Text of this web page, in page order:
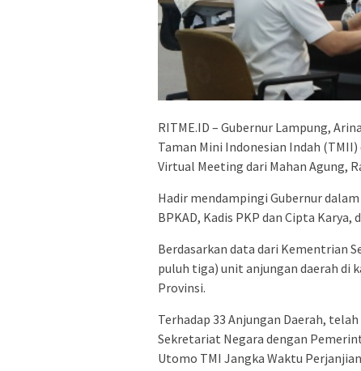
RITME.ID – Gubernur Lampung,
Taman Mini Indonesian Indah
Virtual Meeting dari Mahan Agung,
Hadir mendampingi Gubernur
BPKAD, Kadis PKP dan Cipta Karya,
Berdasarkan data dari Kementrian
puluh tiga) unit anjungan daerah di
Provinsi.
Terhadap 33 Anjungan Daerah,
Sekretariat Negara dengan
Utomo TMI Jangka Waktu